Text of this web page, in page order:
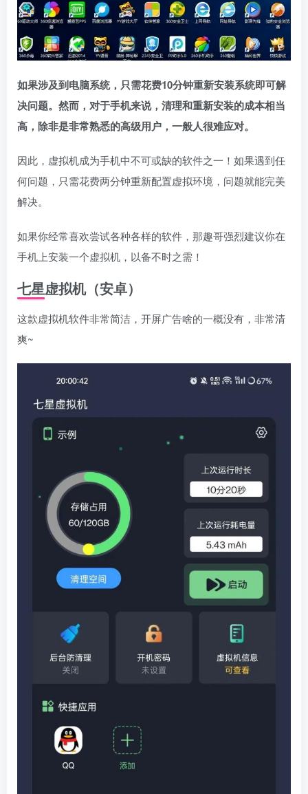
如果涉及到电脑系统，只需花费10分钟重新安装系统即可解
决问题。然而，对于手机来说，清理和重新安装的成本相当
高，除非是非常熟悉的高级用户，一般人很难应对。
因此，虚拟机成为手机中不可或缺的软件之一！如果遇到任
何问题，只需花费两分钟重新配置虚拟环境，问题就能完美
解决。
如果你经常喜欢尝试各种各样的软件，那趣哥强烈建议你在
手机上安装一个虚拟机，以备不时之需！
七星虚拟机（安卓）
这款虚拟机软件非常简洁，开屏广告啥的一概没有，非常清
爽~